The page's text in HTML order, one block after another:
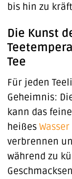
bis hin zu
Die Kunst
Tee
Für jeden
Geheimnis:
kann das
heißes Wasser
verbrennen
während zu